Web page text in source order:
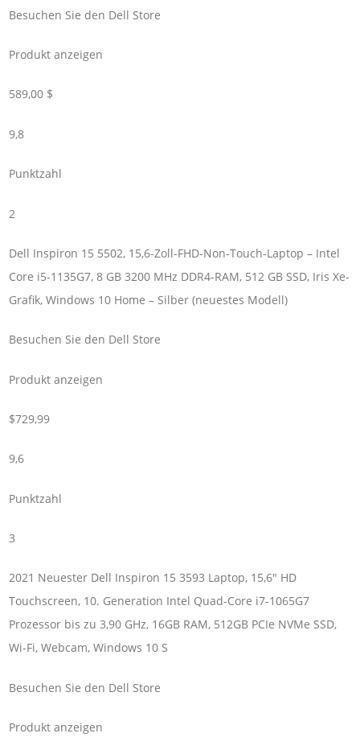
Besuchen Sie den Dell Store
Produkt anzeigen
589,00 $
9,8
Punktzahl
2
Dell Inspiron 15 5502, 15,6-Zoll-FHD-Non-Touch-Laptop – Intel
Core i5-1135G7, 8 GB 3200 MHz DDR4-RAM, 512 GB SSD, Iris Xe-
Grafik, Windows 10 Home – Silber (neuestes Modell)
Besuchen Sie den Dell Store
Produkt anzeigen
$729,99
9,6
Punktzahl
3
2021 Neuester Dell Inspiron 15 3593 Laptop, 15,6″ HD
Touchscreen, 10. Generation Intel Quad-Core i7-1065G7
Prozessor bis zu 3,90 GHz, 16GB RAM, 512GB PCIe NVMe SSD,
Wi-Fi, Webcam, Windows 10 S
Besuchen Sie den Dell Store
Produkt anzeigen